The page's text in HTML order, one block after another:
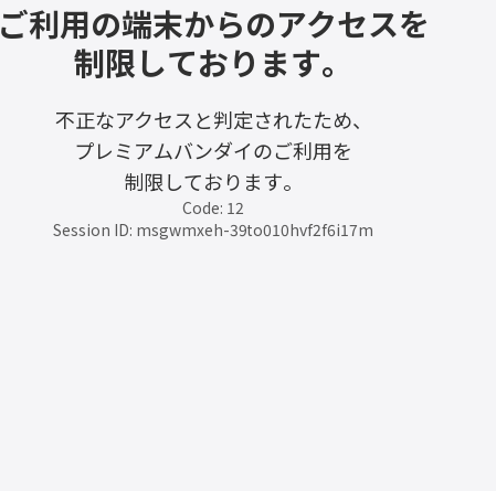
ご利用の端末からのアクセスを
制限しております。
不正なアクセスと判定されたため、
プレミアムバンダイのご利用を
制限しております。
Code: 12
Session ID: msgwmxeh-39to010hvf2f6i17m